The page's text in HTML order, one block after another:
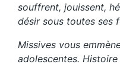
souffrent, jouissent,
désir sous toutes ses
Missives vous
adolescentes.